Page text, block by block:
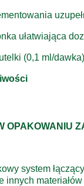
ułatwiająca
(0,1 ml/dawka)
OPAKOWANIU
system